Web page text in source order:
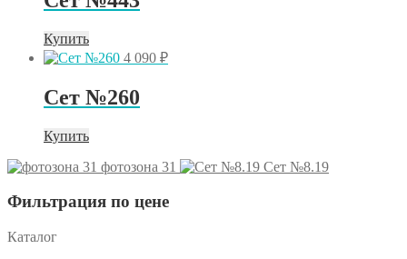
Купить
4 090 ₽
Сет №260
Купить
фотозона 31
Сет №8.19
Фильтрация по цене
Каталог